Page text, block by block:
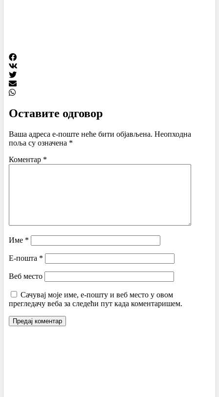
Оставите одговор
Ваша адреса е-поште неће бити објављена. Неопходна
поља су означена *
Коментар *
Име *
Е-пошта *
Веб место
Сачувај моје име, е-пошту и веб место у овом
прегледачу веба за следећи пут када коментаришем.